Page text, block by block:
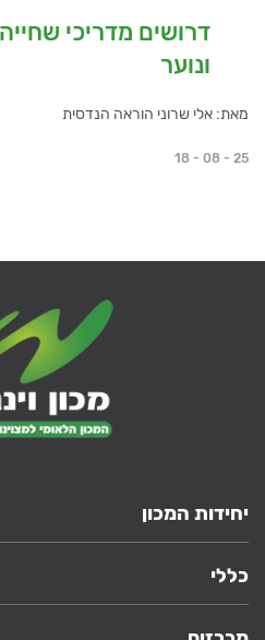
דרושים מדריכי
ונוער
מאת: אלי שרוני הוראה הנדסית
18 - 08 - 25
יחידות המכון
כללי